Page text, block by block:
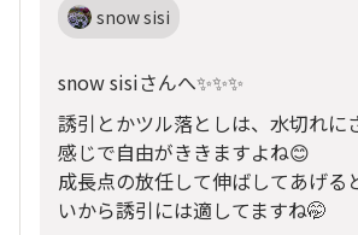
snow sisi
snow sisiさんへ✨✨✨
誘引とかツル落としは、水切れに
感じで自由がききますよね😊
成長点の放任して伸ばしてあげる
いから誘引には適してますね🤭